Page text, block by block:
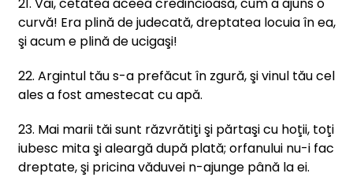
curvă! Era plină de judecată, dreptatea locuia în ea,
şi acum e plină de ucigaşi!
22. Argintul tău s-a prefăcut în zgură, şi vinul tău cel
ales a fost amestecat cu apă.
23. Mai marii tăi sunt răzvrătiţi şi părtaşi cu hoţii, toţi
iubesc mita şi aleargă după plată; orfanului nu-i fac
dreptate, şi pricina văduvei n-ajunge până la ei.